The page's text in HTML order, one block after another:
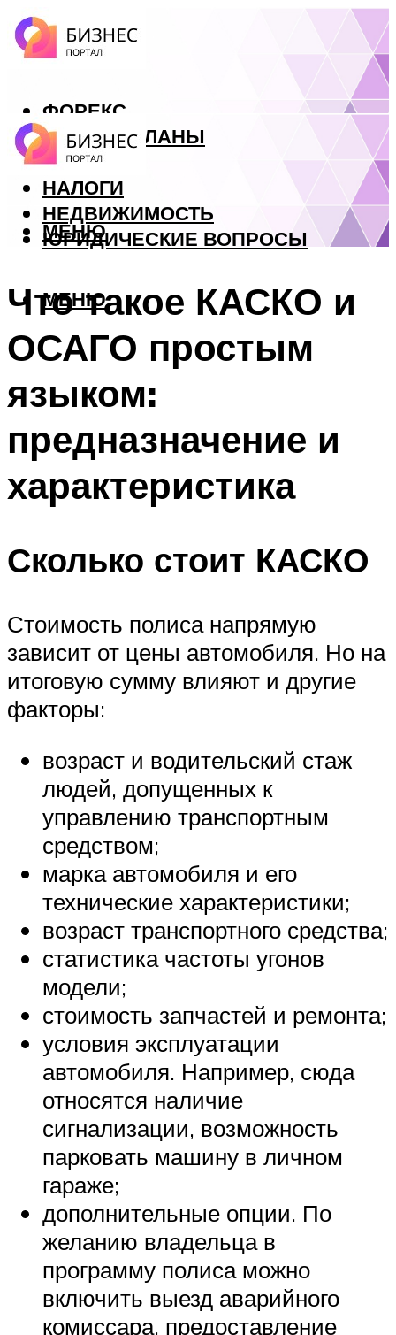
ФОРЕКС
БИЗНЕС ПЛАНЫ
КРЕДИТЫ
НАЛОГИ
НЕДВИЖИМОСТЬ
ЮРИДИЧЕСКИЕ ВОПРОСЫ
МЕНЮ
МЕНЮ
Что такое КАСКО и
ОСАГО простым
языком:
предназначение и
характеристика
Сколько стоит КАСКО
Стоимость полиса напрямую
зависит от цены автомобиля. Но на
итоговую сумму влияют и другие
факторы:
возраст и водительский стаж
людей, допущенных к
управлению транспортным
средством;
марка автомобиля и его
технические характеристики;
возраст транспортного средства;
статистика частоты угонов
модели;
стоимость запчастей и ремонта;
условия эксплуатации
автомобиля. Например, сюда
относятся наличие
сигнализации, возможность
парковать машину в личном
гараже;
дополнительные опции. По
желанию владельца в
программу полиса можно
включить выезд аварийного
комиссара, предоставление